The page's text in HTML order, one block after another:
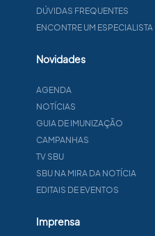
DÚVIDAS FREQUENTES
ENCONTRE UM ESPECIALISTA
Novidades
AGENDA
NOTÍCIAS
GUIA DE IMUNIZAÇÃO
CAMPANHAS
TV SBU
SBU NA MIRA DA NOTÍCIA
EDITAIS DE EVENTOS
Imprensa